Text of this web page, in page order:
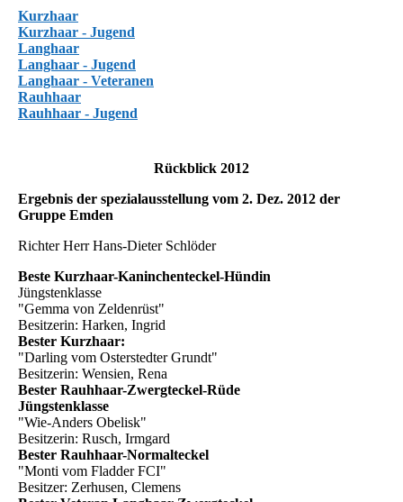
Kurzhaar
Kurzhaar - Jugend
Langhaar
Langhaar - Jugend
Langhaar - Veteranen
Rauhhaar
Rauhhaar - Jugend
Rückblick 2012
Ergebnis der spezialausstellung vom 2. Dez. 2012 der
Gruppe Emden
Richter Herr Hans-Dieter Schlöder
Beste Kurzhaar-Kaninchenteckel-Hündin
Jüngstenklasse
"Gemma von Zeldenrüst"
Besitzerin: Harken, Ingrid
Bester Kurzhaar:
"Darling vom Osterstedter Grundt"
Besitzerin: Wensien, Rena
Bester Rauhhaar-Zwergteckel-Rüde
Jüngstenklasse
"Wie-Anders Obelisk"
Besitzerin: Rusch, Irmgard
Bester Rauhhaar-Normalteckel
"Monti vom Fladder FCI"
Besitzer: Zerhusen, Clemens